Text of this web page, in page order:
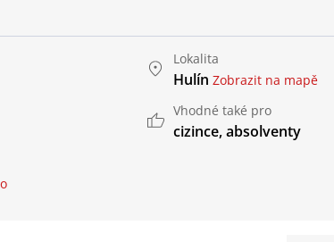
Lokalita
Hulín Zobrazit na mapě
Vhodné také pro
cizince,absolventy